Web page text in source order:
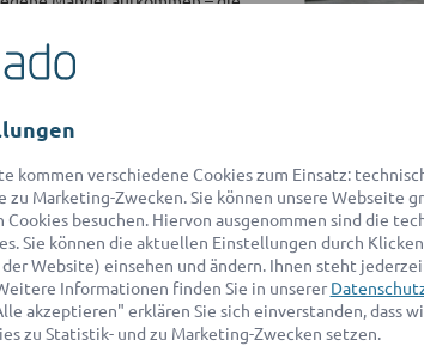
Er kann den Kaufvertrag
des Verkäufers
mit über 550 Partner-
kostenlose Ersteinschätzung
kommen verschiedene Cookies zum Einsatz:
zu Marketing-Zwecken. Sie können unsere Webseite
Cookies besuchen. Hiervon ausgenommen sind die
Sie können die aktuellen Einstellungen durch
der Website) einsehen und ändern. Ihnen steht
Informationen finden Sie in unserer
akzeptieren" erklären Sie sich einverstanden, dass
zu Statistik- und zu Marketing-Zwecken setzen.